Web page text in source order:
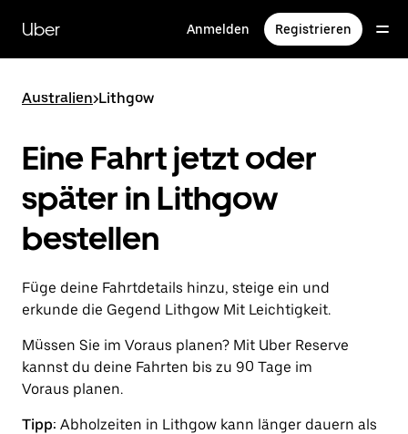
zum
Hauptinhalt
Uber Anmelden Registrieren
Australien>Lithgow
Eine Fahrt jetzt oder
später in Lithgow
bestellen
Füge deine Fahrtdetails hinzu, steige ein und
erkunde die Gegend Lithgow Mit Leichtigkeit.
Müssen Sie im Voraus planen? Mit Uber Reserve
kannst du deine Fahrten bis zu 90 Tage im
Voraus planen.
Tipp: Abholzeiten in Lithgow kann länger dauern als